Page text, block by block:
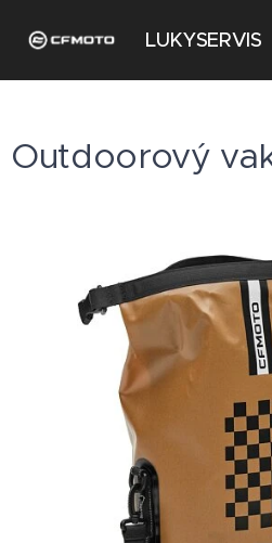
LUKYSERVIS
Outdoorový